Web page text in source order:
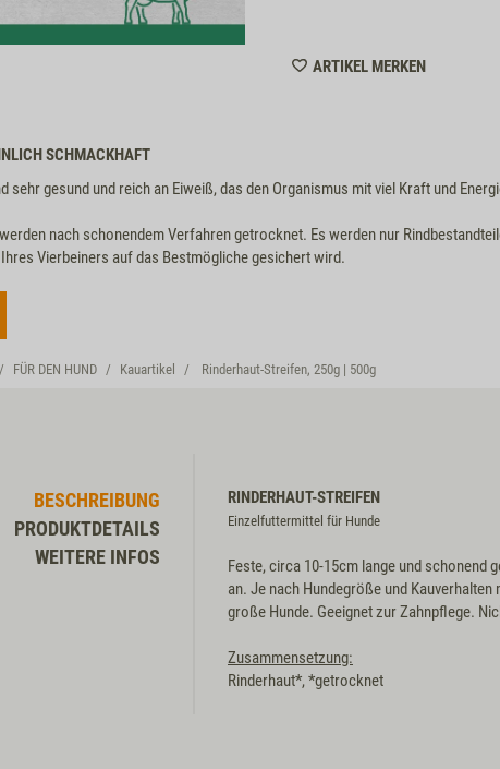
ARTIKEL MERKENWISHLIST
SCHMACKHAFT
sehr gesund und reich an Eiweiß, das den Organismus mit viel Kraft und
nach schonendem Verfahren getrocknet. Es werden nur
Vierbeiners auf das Bestmögliche gesichert wird.
FÜR DEN HUND Kauartikel Rinderhaut-Streifen, 250g | 500g
BESCHREIBUNG
PRODUKTDETAILS
WEITERE INFOS
RINDERHAUT-STREIFEN
Einzelfuttermittel für Hunde
Feste, circa 10-15cm lange und schonend
an. Je nach Hundegröße und
große Hunde. Geeignet zur Zahnpflege.
Zusammensetzung:
Rinderhaut*, *getrocknet